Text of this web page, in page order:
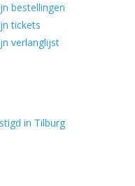
bestellingen
tickets
verlanglijst
in Tilburg